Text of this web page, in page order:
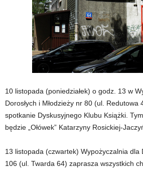
10 listopada (poniedziałek) o godz. 13 w
Dorosłych i Młodzieży nr 80 (ul.
spotkanie Dyskusyjnego Klubu Książki.
będzie „Ołówek” Katarzyny Rosickiej-
13 listopada (czwartek) Wypożyczalnia dla
106 (ul. Twarda 64) zaprasza wszystkich